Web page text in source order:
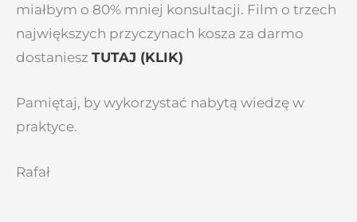
miałbym o 80% mniej konsultacji. Film o trzech
największych przyczynach kosza za darmo
dostaniesz TUTAJ (KLIK)
Pamiętaj, by wykorzystać nabytą wiedzę w
praktyce.
Rafał